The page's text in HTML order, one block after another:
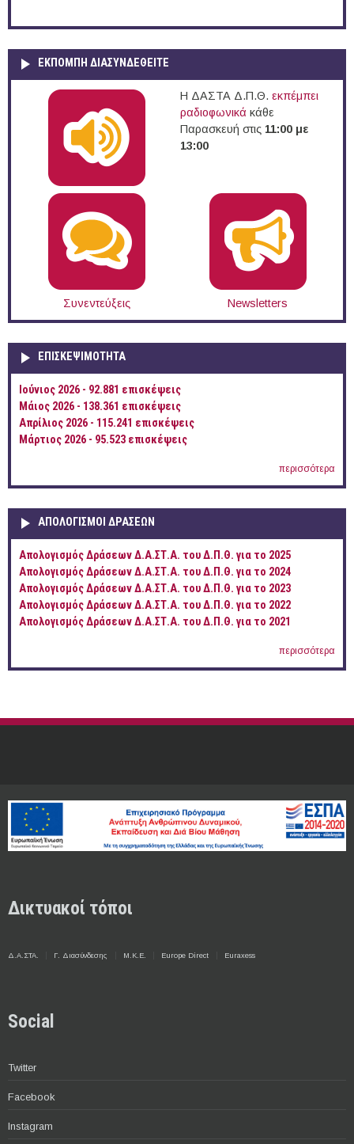
ΕΚΠΟΜΠΉ ΔΙΑΣΥΝΔΕΘΕΊΤΕ
Η ΔΑΣΤΑ Δ.Π.Θ. εκπέμπει
ραδιοφωνικά κάθε
Παρασκευή στις 11:00 με
13:00
Συνεντεύξεις Newsletters
ΕΠΙΣΚΕΨΙΜΌΤΗΤΑ
Ιούνιος 2026 - 92.881 επισκέψεις
Μάιος 2026 - 138.361 επισκέψεις
Απρίλιος 2026 - 115.241 επισκέψεις
Μάρτιος 2026 - 95.523 επισκέψεις
περισσότερα
ΑΠΟΛΟΓΙΣΜΟΊ ΔΡΆΣΕΩΝ
Απολογισμός Δράσεων Δ.Α.ΣΤ.Α. του Δ.Π.Θ. για το 2025
Απολογισμός Δράσεων Δ.Α.ΣΤ.Α. του Δ.Π.Θ. για το 2024
Απολογισμός Δράσεων Δ.Α.ΣΤ.Α. του Δ.Π.Θ. για το 2023
Απολογισμός Δράσεων Δ.Α.ΣΤ.Α. του Δ.Π.Θ. για το 2022
Απολογισμός Δράσεων Δ.Α.ΣΤ.Α. του Δ.Π.Θ. για το 2021
περισσότερα
Δικτυακοί τόποι
Δ.Α.ΣΤΑ. Γ. Διασύνδεσης Μ.Κ.Ε. Europe Direct Euraxess
Social
Twitter
Facebook
Instagram